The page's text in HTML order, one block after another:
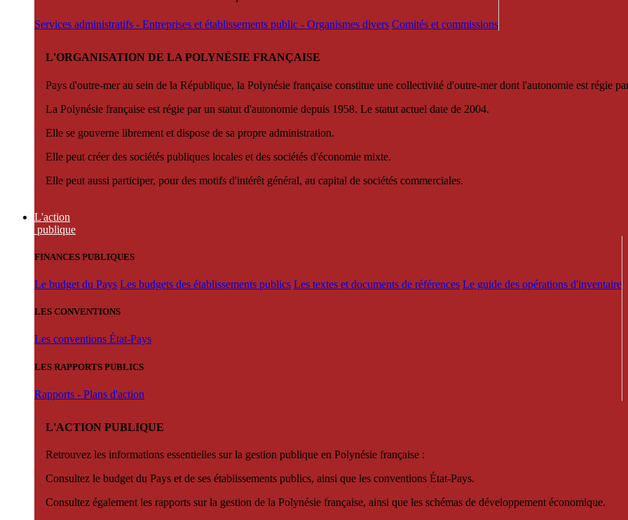
Services administratifs - Entreprises et établissements public - Organismes divers Comités et commissions
L'ORGANISATION DE LA POLYNÉSIE FRANÇAISE
Pays d'outre-mer au sein de la République, la Polynésie française constitue une collectivité d'outre-mer dont l'autonomie est régie
La Polynésie française est régie par un statut d'autonomie depuis 1958. Le statut actuel date de 2004.
Elle se gouverne librement et dispose de sa propre administration.
Elle peut créer des sociétés publiques locales et des sociétés d'économie mixte.
Elle peut aussi participer, pour des motifs d'intérêt général, au capital de sociétés commerciales.
L'action
publique
FINANCES PUBLIQUES
Le budget du Pays Les budgets des établissements publics Les textes et documents de références Le guide des opérations d'inventaire
LES CONVENTIONS
Les conventions État-Pays
LES RAPPORTS PUBLICS
Rapports - Plans d'action
L'ACTION PUBLIQUE
Retrouvez les informations essentielles sur la gestion publique en Polynésie française :
Consultez le budget du Pays et de ses établissements publics, ainsi que les conventions État-Pays.
Consultez également les rapports sur la gestion de la Polynésie française, ainsi que les schémas de développement économique.